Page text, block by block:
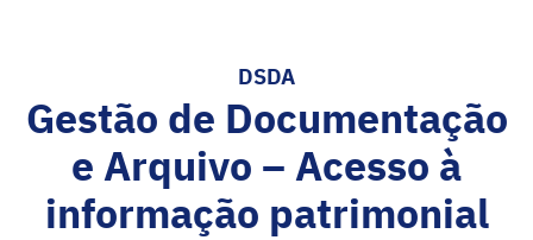
DSDA
Gestão de Documentação
e Arquivo – Acesso à
informação patrimonial